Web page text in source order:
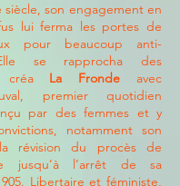
son engagement en
lui ferma les portes de
pour beaucoup anti-
se rapprocha des
créa La Fronde avec
premier quotidien
par des femmes et y
notamment son
révision du procès de
jusqu’à l’arrêt de sa
Libertaire et féministe,